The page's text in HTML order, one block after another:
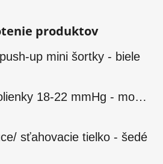
produktov
up mini šortky - biele
5 z 5 hviezdičiek.
Kompresné podkolienky 18-22 mmHg - modré
5 z 5 hviezdičiek.
sťahovacie tielko - šedé
5 z 5 hviezdičiek.